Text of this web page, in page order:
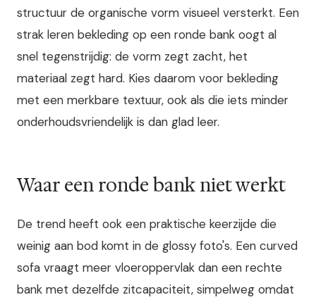
structuur de organische vorm visueel versterkt. Een
strak leren bekleding op een ronde bank oogt al
snel tegenstrijdig: de vorm zegt zacht, het
materiaal zegt hard. Kies daarom voor bekleding
met een merkbare textuur, ook als die iets minder
onderhoudsvriendelijk is dan glad leer.
Waar een ronde bank niet werkt
De trend heeft ook een praktische keerzijde die
weinig aan bod komt in de glossy foto's. Een curved
sofa vraagt meer vloeroppervlak dan een rechte
bank met dezelfde zitcapaciteit, simpelweg omdat